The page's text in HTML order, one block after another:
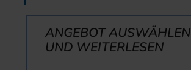
ANGEBOT AUSWÄHLEN
UND WEITERLESEN